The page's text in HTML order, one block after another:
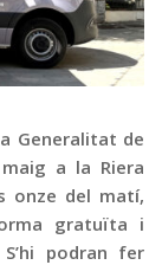
Generalitat de
a la Riera
onze del matí,
gratuïta i
podran fer